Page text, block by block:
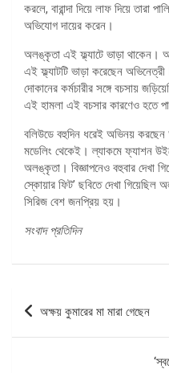
করলে, বারান্দা দিয়ে লাফ দিয়ে তারা
অভিযোগ দায়ের করেন।
অলঙ্কৃতা এই ফ্ল্যাটে ভাড়া থাকেন।
এই ফ্ল্যাটটি ভাড়া করেছেন
দোকানের কর্মচারীর সঙ্গে বচসায়
এই হামলা এই বচসার কারণেও হতে
বলিউডে বহুদিন ধরেই অভিনয়
মডেলিং থেকেই। ল্যাকমে ফ্যাশন
অলঙ্কৃতা। বিজ্ঞাপনেও বহুবার দেখা
স্কোয়ার ফিট’ ছবিতে দেখা
সিরিজ বেশ জনপ্রিয় হয়।
সংবাদ প্রতিদিন
পোস্ট
ন্যাভিগেশন
অক্ষয় কুমারের মা মারা গেছেন